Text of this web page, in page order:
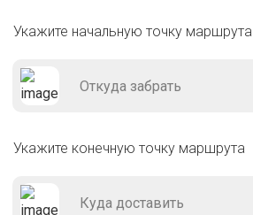
Укажите начальную точку маршрута
Укажите конечную точку маршрута